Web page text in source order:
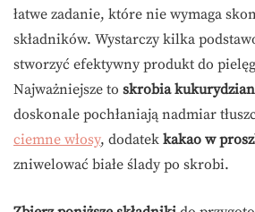
łatwe zadanie, które nie wymaga
składników. Wystarczy kilka
stworzyć efektywny produkt do
Najważniejsze to skrobia
doskonale pochłaniają nadmiar
ciemne włosy, dodatek kakao w
zniwelować białe ślady po skrobi.